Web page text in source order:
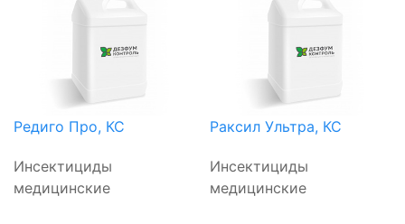
Редиго Про, КС
Инсектициды
медицинские
Раксил Ультра, КС
Инсектициды
медицинские